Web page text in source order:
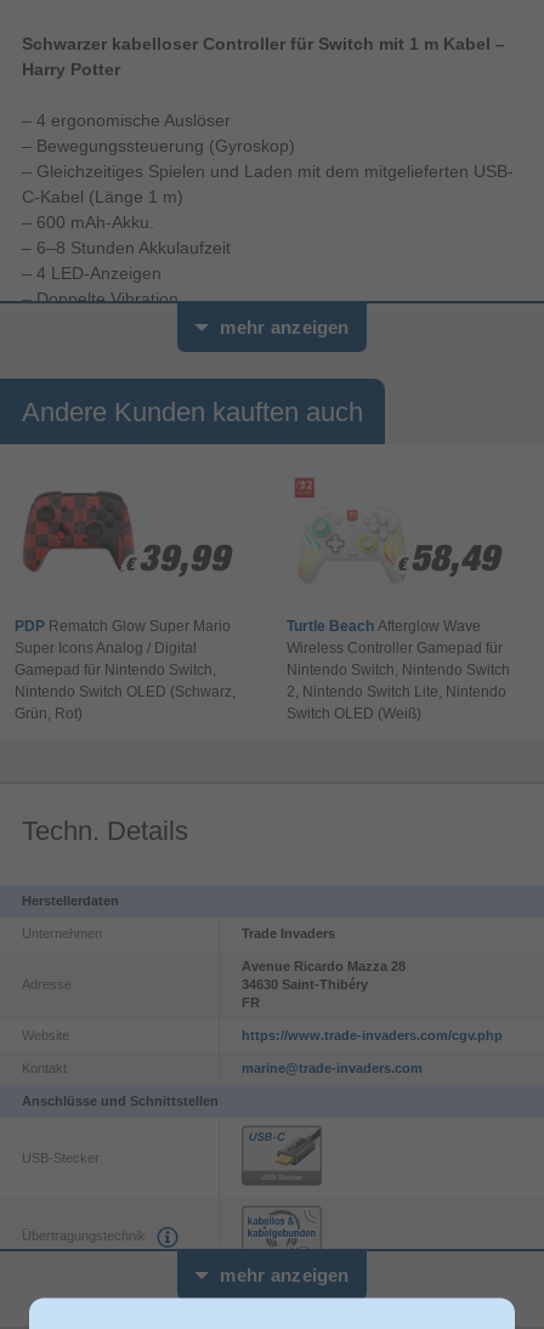
Schwarzer kabelloser Controller für Switch mit 1 m Kabel –
Harry Potter
– 4 ergonomische Auslöser
– Bewegungssteuerung (Gyroskop)
– Gleichzeitiges Spielen und Laden mit dem mitgelieferten USB-
C-Kabel (Länge 1 m)
– 600 mAh-Akku.
– 6–8 Stunden Akkulaufzeit
– 4 LED-Anzeigen
– Doppelte Vibration
mehr anzeigen
Andere Kunden kauften auch
€ 39,99
€ 39,99
PDP Rematch Glow Super Mario
Super Icons Analog / Digital
Gamepad für Nintendo Switch,
Nintendo Switch OLED (Schwarz,
Grün, Rot)
€ 58,49
€ 58,49
Turtle Beach Afterglow Wave
Wireless Controller Gamepad für
Nintendo Switch, Nintendo Switch
2, Nintendo Switch Lite, Nintendo
Switch OLED (Weiß)
Techn. Details
Herstellerdaten
Unternehmen Trade Invaders
Adresse
Avenue Ricardo Mazza 28
34630 Saint-Thibéry
FR
Website https://www.trade-invaders.com/cgv.php
Kontakt marine@trade-invaders.com
Anschlüsse und Schnittstellen
USB-Stecker
Übertragungstechnik
mehr anzeigen